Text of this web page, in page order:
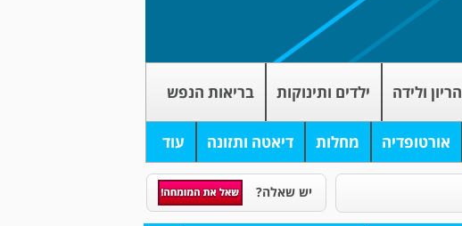
הריון ולידה ילדים ותינוקות בריאות הנפש
אורטופדיה מחלות דיאטה ותזונה עוד
יש שאלה?